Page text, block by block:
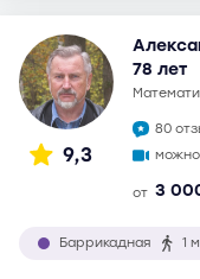
9,3
78 лет
80
от 3
Баррикадная 1